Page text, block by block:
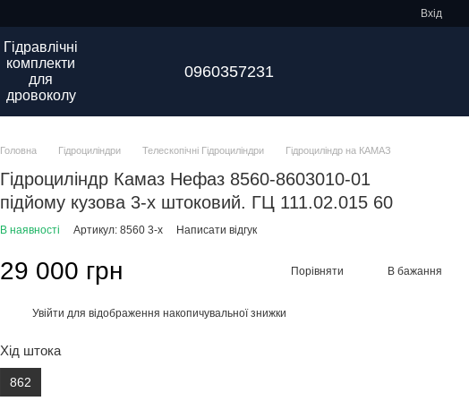
Вхід
Гідравлічні
комплекти
для
дровоколу
0960357231
Головна Гідроциліндри Телескопічні Гідроциліндри Гідроциліндр на КАМАЗ
Гідроциліндр Камаз Нефаз 8560-8603010-01
підйому кузова 3-х штоковий. ГЦ 111.02.015 60
В наявності Артикул: 8560 3-х Написати відгук
29 000 грн Порівняти В бажання
Увійти для відображення накопичувальної знижки
Хід штока
862